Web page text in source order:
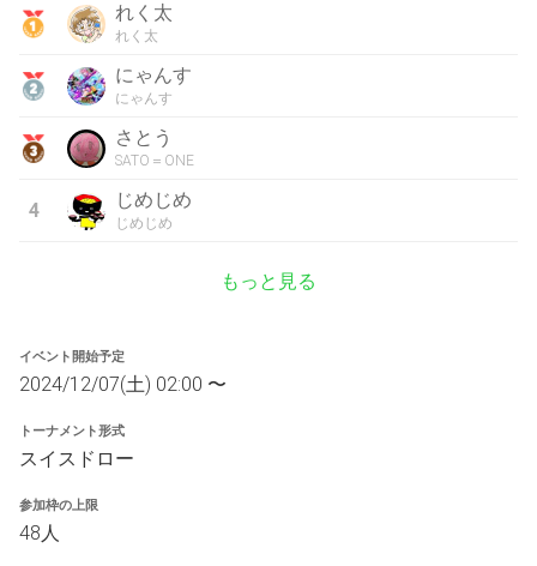
れく太
れく太
にゃんす
にゃんす
さとう
SATO＝ONE
4 じめじめ
じめじめ
もっと見る
イベント開始予定
2024/12/07(土) 02:00 〜
トーナメント形式
スイスドロー
参加枠の上限
48人